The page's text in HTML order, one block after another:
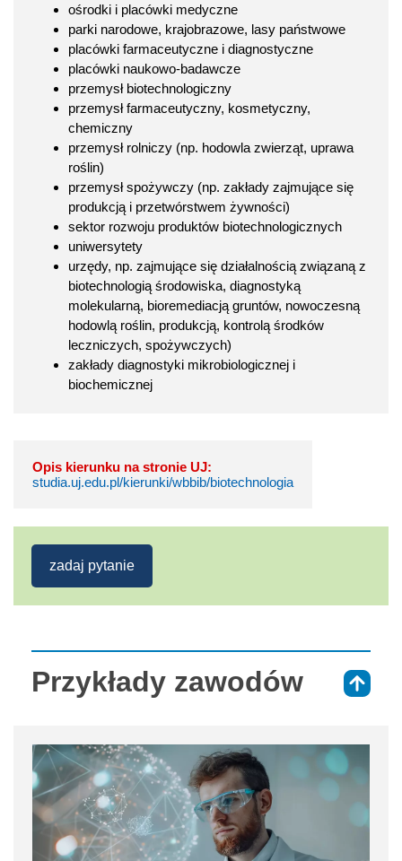
ośrodki i placówki medyczne
parki narodowe, krajobrazowe, lasy państwowe
placówki farmaceutyczne i diagnostyczne
placówki naukowo-badawcze
przemysł biotechnologiczny
przemysł farmaceutyczny, kosmetyczny,
chemiczny
przemysł rolniczy (np. hodowla zwierząt, uprawa
roślin)
przemysł spożywczy (np. zakłady zajmujące się
produkcją i przetwórstwem żywności)
sektor rozwoju produktów biotechnologicznych
uniwersytety
urzędy, np. zajmujące się działalnością związaną z
biotechnologią środowiska, diagnostyką
molekularną, bioremediacją gruntów, nowoczesną
hodowlą roślin, produkcją, kontrolą środków
leczniczych, spożywczych)
zakłady diagnostyki mikrobiologicznej i
biochemicznej
Opis kierunku na stronie UJ:
studia.uj.edu.pl/kierunki/wbbib/biotechnologia
zadaj pytanie
Przykłady zawodów